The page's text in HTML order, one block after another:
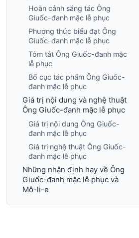
Hoàn cảnh sáng tác Ông
Giuốc-đanh mặc lễ phục
Phương thức biểu đạt Ông
Giuốc-đanh mặc lễ phục
Tóm tắt Ông Giuốc-đanh mặc
lễ phục
Bố cục tác phẩm Ông Giuốc-
đanh mặc lễ phục
Giá trị nội dung và nghệ thuật
Ông Giuốc-đanh mặc lễ phục
Giá trị nội dung Ông Giuốc-
đanh mặc lễ phục
Giá trị nghệ thuật Ông Giuốc-
đanh mặc lễ phục
Những nhận định hay về Ông
Giuốc-đanh mặc lễ phục và
Mô-li-e